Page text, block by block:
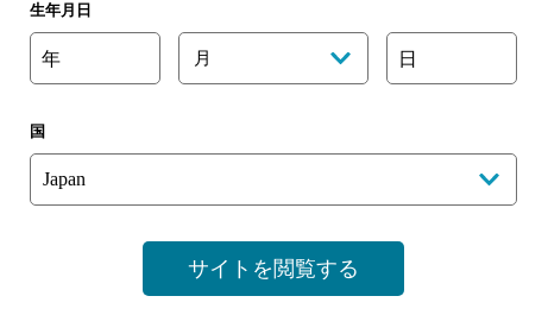
れたものです。商品パッケージのデザインや、情報が変更になっている場合があり
家時間をたのしむ
ごはんとおつまみレシピ
カテゴリーからレシピをみる
広告紹介
ブランドブック
生年月日
年 月 日
国
サイトを閲覧する